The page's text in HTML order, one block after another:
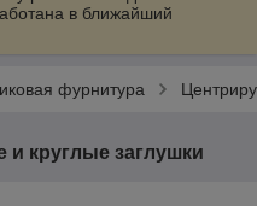
в ближайший
фурнитура
круглые заглушки